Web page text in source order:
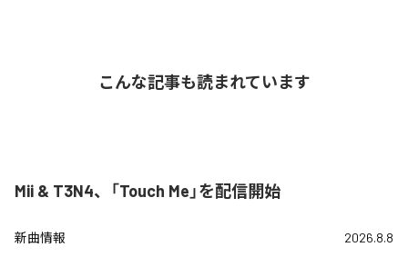
こんな記事も読まれています
Mii & T3N4、「Touch Me」を配信開始
新曲情報 2026.8.8